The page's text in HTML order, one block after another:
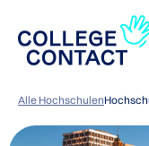
Alle Hochschulen